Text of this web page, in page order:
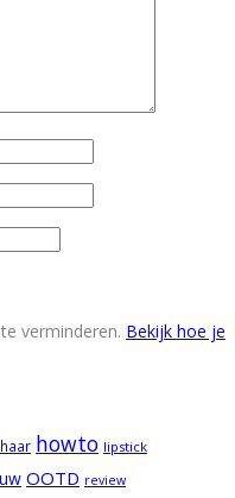
verminderen. Bekijk hoe je
haar howto lipstick
OOTD review